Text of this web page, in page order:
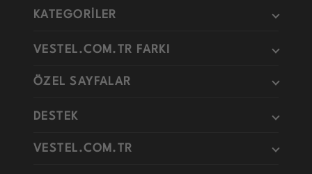
KATEGORİLER
VESTEL.COM.TR FARKI
ÖZEL SAYFALAR
DESTEK
VESTEL.COM.TR